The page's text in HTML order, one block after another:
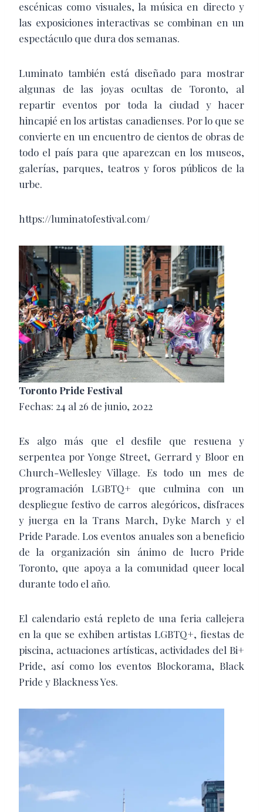
escénicas como visuales, la música en directo y
las exposiciones interactivas se combinan en un
espectáculo que dura dos semanas.
Luminato también está diseñado para mostrar
algunas de las joyas ocultas de Toronto, al
repartir eventos por toda la ciudad y hacer
hincapié en los artistas canadienses. Por lo que se
convierte en un encuentro de cientos de obras de
todo el país para que aparezcan en los museos,
galerías, parques, teatros y foros públicos de la
urbe.
https://luminatofestival.com/
Toronto Pride Festival
Fechas: 24 al 26 de junio, 2022
Es algo más que el desfile que resuena y
serpentea por Yonge Street, Gerrard y Bloor en
Church-Wellesley Village. Es todo un mes de
programación LGBTQ+ que culmina con un
despliegue festivo de carros alegóricos, disfraces
y juerga en la Trans March, Dyke March y el
Pride Parade. Los eventos anuales son a beneficio
de la organización sin ánimo de lucro Pride
Toronto, que apoya a la comunidad queer local
durante todo el año.
El calendario está repleto de una feria callejera
en la que se exhiben artistas LGBTQ+, fiestas de
piscina, actuaciones artísticas, actividades del Bi+
Pride, así como los eventos Blockorama, Black
Pride y Blackness Yes.